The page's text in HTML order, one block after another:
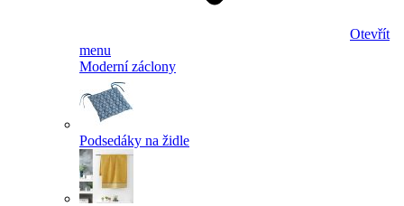
Otevřít
menu
Moderní záclony
Podsedáky na židle